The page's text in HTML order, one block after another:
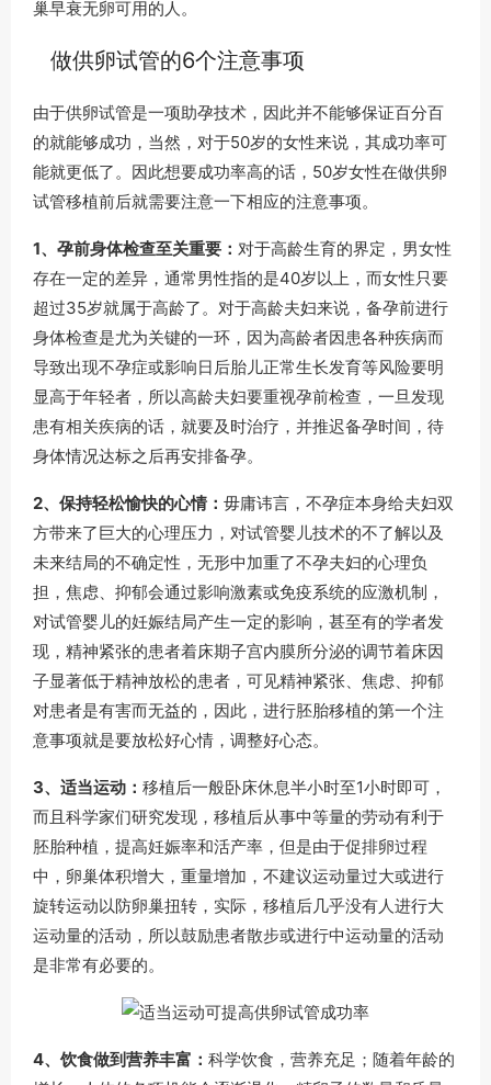
巢早衰无卵可用的人。
做供卵试管的6个注意事项
由于供卵试管是一项助孕技术，因此并不能够保证百分百
的就能够成功，当然，对于50岁的女性来说，其成功率可
能就更低了。因此想要成功率高的话，50岁女性在做供卵
试管移植前后就需要注意一下相应的注意事项。
1、孕前身体检查至关重要： 对于高龄生育的界定，男女性
存在一定的差异，通常男性指的是40岁以上，而女性只要
超过35岁就属于高龄了。对于高龄夫妇来说，备孕前进行
身体检查是尤为关键的一环，因为高龄者因患各种疾病而
导致出现不孕症或影响日后胎儿正常生长发育等风险要明
显高于年轻者，所以高龄夫妇要重视孕前检查，一旦发现
患有相关疾病的话，就要及时治疗，并推迟备孕时间，待
身体情况达标之后再安排备孕。
2、保持轻松愉快的心情： 毋庸讳言，不孕症本身给夫妇双
方带来了巨大的心理压力，对试管婴儿技术的不了解以及
未来结局的不确定性，无形中加重了不孕夫妇的心理负
担，焦虑、抑郁会通过影响激素或免疫系统的应激机制，
对试管婴儿的妊娠结局产生一定的影响，甚至有的学者发
现，精神紧张的患者着床期子宫内膜所分泌的调节着床因
子显著低于精神放松的患者，可见精神紧张、焦虑、抑郁
对患者是有害而无益的，因此，进行胚胎移植的第一个注
意事项就是要放松好心情，调整好心态。
3、适当运动： 移植后一般卧床休息半小时至1小时即可，
而且科学家们研究发现，移植后从事中等量的劳动有利于
胚胎种植，提高妊娠率和活产率，但是由于促排卵过程
中，卵巢体积增大，重量增加，不建议运动量过大或进行
旋转运动以防卵巢扭转，实际，移植后几乎没有人进行大
运动量的活动，所以鼓励患者散步或进行中运动量的活动
是非常有必要的。
4、饮食做到营养丰富： 科学饮食，营养充足；随着年龄的